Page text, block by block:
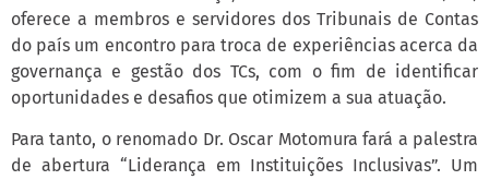
oferece a membros e servidores dos Tribunais de Contas
do país um encontro para troca de experiências acerca da
governança e gestão dos TCs, com o fim de identificar
oportunidades e desafios que otimizem a sua atuação.
Para tanto, o renomado Dr. Oscar Motomura fará a palestra
de abertura “Liderança em Instituições Inclusivas”. Um